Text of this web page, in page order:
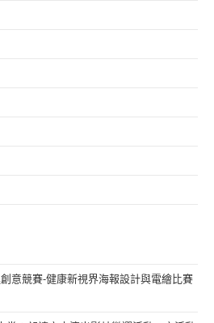
意競賽-健康新視界海報設計與電繪比賽